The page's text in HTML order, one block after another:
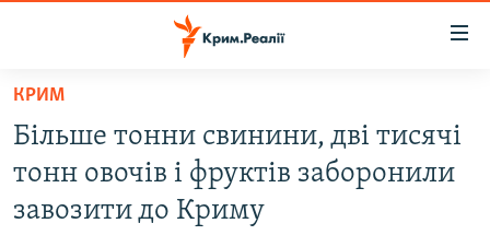
Перейти
основного
матеріалу
до
КРИМ
Більше тонни свинини, дві тисячі
тонн овочів і фруктів заборонили
завозити до Криму